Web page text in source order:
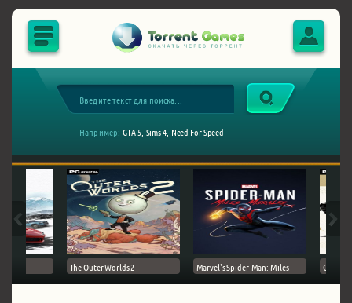
Например: GTA 5, Sims 4, Need For Speed
The Outer Worlds 2 Marvel's Spider-Man: Miles Ghost